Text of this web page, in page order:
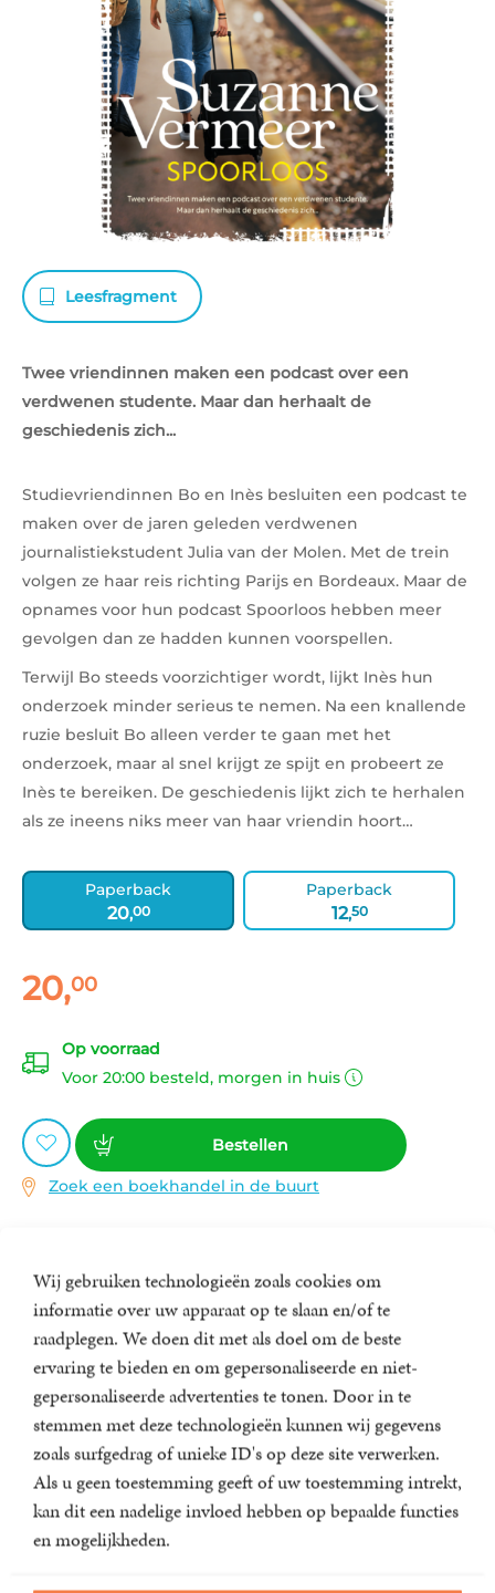
Wij gebruiken technologieën zoals cookies om
informatie over uw apparaat op te slaan en/of te
raadplegen. We doen dit met als doel om de beste
ervaring te bieden en om gepersonaliseerde en niet-
gepersonaliseerde advertenties te tonen. Door in te
stemmen met deze technologieën kunnen wij gegevens
zoals surfgedrag of unieke ID's op deze site verwerken.
Als u geen toestemming geeft of uw toestemming intrekt,
kan dit een nadelige invloed hebben op bepaalde functies
en mogelijkheden.
Leesfragment
Twee vriendinnen maken een podcast over een
verdwenen studente. Maar dan herhaalt de
geschiedenis zich...
Studievriendinnen Bo en Inès besluiten een podcast te
maken over de jaren geleden verdwenen
journalistiekstudent Julia van der Molen. Met de trein
volgen ze haar reis richting Parijs en Bordeaux. Maar de
opnames voor hun podcast Spoorloos hebben meer
gevolgen dan ze hadden kunnen voorspellen.
Terwijl Bo steeds voorzichtiger wordt, lijkt Inès hun
onderzoek minder serieus te nemen. Na een knallende
ruzie besluit Bo alleen verder te gaan met het
onderzoek, maar al snel krijgt ze spijt en probeert ze
Inès te bereiken. De geschiedenis lijkt zich te herhalen
als ze ineens niks meer van haar vriendin hoort…
Paperback
20,00
Paperback
12,50
Paperback:
20,00
Op voorraad
Voor 20:00 besteld, morgen in huis
Bestellen
Zoek een boekhandel in de buurt
ISBN:
9789400517523
NUR:
332
Type:
Paperback
Prijs:
20,00
Aantal pagina's:
416
Uitgever:
A.W. Bruna Uitgevers
Verschijningsdatum:
17-09-2024
Zomer
Gerelateerde artikelen